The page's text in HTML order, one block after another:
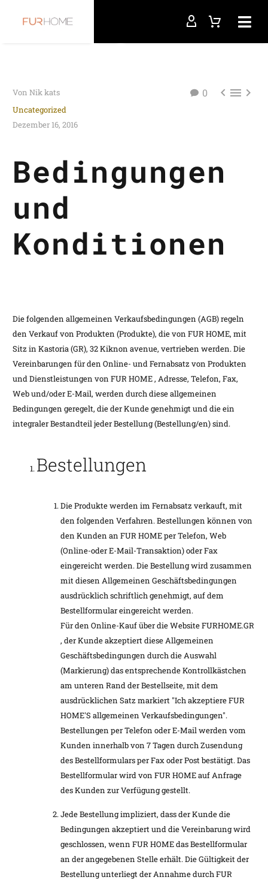
0   
Von Nik kats
Uncategorized
Dezember 16, 2016
Bedingungen
und
Konditionen
Die folgenden allgemeinen Verkaufsbedingungen (AGB) regeln
den Verkauf von Produkten (Produkte), die von FUR HOME, mit
Sitz in Kastoria (GR), 32 Kiknon avenue, vertrieben werden. Die
Vereinbarungen für den Online- und Fernabsatz von Produkten
und Dienstleistungen von FUR HOME , Adresse, Telefon, Fax,
Web und/oder E-Mail, werden durch diese allgemeinen
Bedingungen geregelt, die der Kunde genehmigt und die ein
integraler Bestandteil jeder Bestellung (Bestellung/en) sind.
Bestellungen
Die Produkte werden im Fernabsatz verkauft, mit
den folgenden Verfahren. Bestellungen können von
den Kunden an FUR HOME per Telefon, Web
(Online-oder E-Mail-Transaktion) oder Fax
eingereicht werden. Die Bestellung wird zusammen
mit diesen Allgemeinen Geschäftsbedingungen
ausdrücklich schriftlich genehmigt, auf dem
Bestellformular eingereicht werden.
Für den Online-Kauf über die Website FURHOME.GR
, der Kunde akzeptiert diese Allgemeinen
Geschäftsbedingungen durch die Auswahl
(Markierung) das entsprechende Kontrollkästchen
am unteren Rand der Bestellseite, mit dem
ausdrücklichen Satz markiert "Ich akzeptiere FUR
HOME'S allgemeinen Verkaufsbedingungen".
Bestellungen per Telefon oder E-Mail werden vom
Kunden innerhalb von 7 Tagen durch Zusendung
des Bestellformulars per Fax oder Post bestätigt. Das
Bestellformular wird von FUR HOME auf Anfrage
des Kunden zur Verfügung gestellt.
Jede Bestellung impliziert, dass der Kunde die
Bedingungen akzeptiert und die Vereinbarung wird
geschlossen, wenn FUR HOME das Bestellformular
an der angegebenen Stelle erhält. Die Gültigkeit der
Bestellung unterliegt der Annahme durch FUR